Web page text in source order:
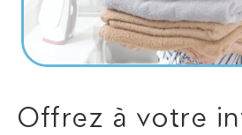
Offrez à votre
Informations supplémentaires